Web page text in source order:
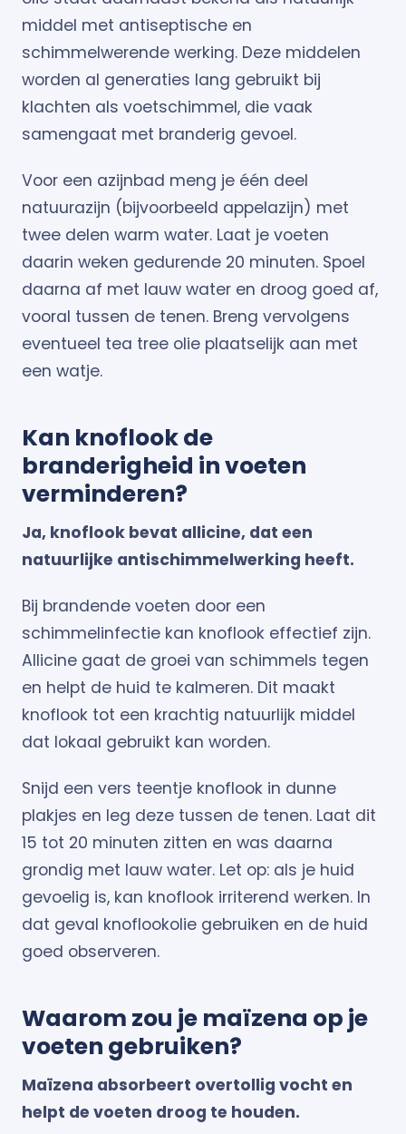
middel met antiseptische en
schimmelwerende werking. Deze middelen
worden al generaties lang gebruikt bij
klachten als voetschimmel, die vaak
samengaat met branderig gevoel.
Voor een azijnbad meng je één deel
natuurazijn (bijvoorbeeld appelazijn) met
twee delen warm water. Laat je voeten
daarin weken gedurende 20 minuten. Spoel
daarna af met lauw water en droog goed af,
vooral tussen de tenen. Breng vervolgens
eventueel tea tree olie plaatselijk aan met
een watje.
Kan knoflook de
branderigheid in voeten
verminderen?
Ja, knoflook bevat allicine, dat een
natuurlijke antischimmelwerking heeft.
Bij brandende voeten door een
schimmelinfectie kan knoflook effectief zijn.
Allicine gaat de groei van schimmels tegen
en helpt de huid te kalmeren. Dit maakt
knoflook tot een krachtig natuurlijk middel
dat lokaal gebruikt kan worden.
Snijd een vers teentje knoflook in dunne
plakjes en leg deze tussen de tenen. Laat dit
15 tot 20 minuten zitten en was daarna
grondig met lauw water. Let op: als je huid
gevoelig is, kan knoflook irriterend werken. In
dat geval knoflookolie gebruiken en de huid
goed observeren.
Waarom zou je maïzena op je
voeten gebruiken?
Maïzena absorbeert overtollig vocht en
helpt de voeten droog te houden.